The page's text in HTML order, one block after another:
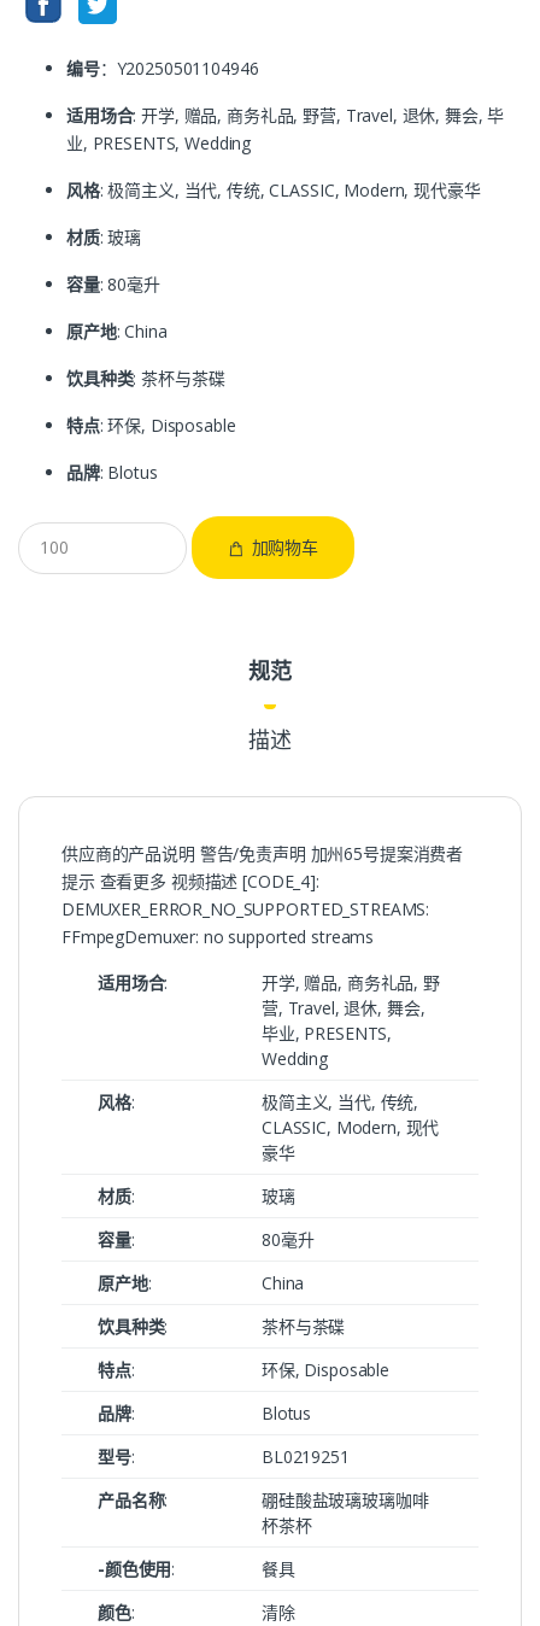
编号：Y20250501104946
适用场合: 开学, 赠品, 商务礼品, 野营, Travel, 退休, 舞会, 毕
业, PRESENTS, Wedding
风格: 极简主义, 当代, 传统, CLASSIC, Modern, 现代豪华
材质: 玻璃
容量: 80毫升
原产地: China
饮具种类: 茶杯与茶碟
特点: 环保, Disposable
品牌: Blotus
加购物车
规范
描述
供应商的产品说明 警告/免责声明 加州65号提案消费者
提示 查看更多 视频描述 [CODE_4]:
DEMUXER_ERROR_NO_SUPPORTED_STREAMS:
FFmpegDemuxer: no supported streams
适用场合:
开学, 赠品, 商务礼品, 野
营, Travel, 退休, 舞会,
毕业, PRESENTS,
Wedding
风格:
极简主义, 当代, 传统,
CLASSIC, Modern, 现代
豪华
材质:
玻璃
容量:
80毫升
原产地:
China
饮具种类:
茶杯与茶碟
特点:
环保, Disposable
品牌:
Blotus
型号:
BL0219251
产品名称:
硼硅酸盐玻璃玻璃咖啡
杯茶杯
-颜色使用:
餐具
颜色: 清除